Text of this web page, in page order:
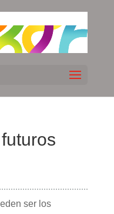
ser los